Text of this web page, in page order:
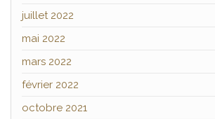
juillet 2022
mai 2022
mars 2022
février 2022
octobre 2021